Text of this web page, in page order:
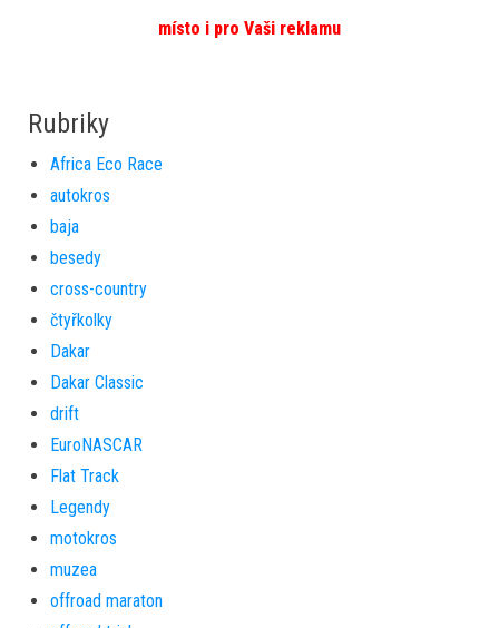
místo i pro Vaši reklamu
Rubriky
Africa Eco Race
autokros
baja
besedy
cross-country
čtyřkolky
Dakar
Dakar Classic
drift
EuroNASCAR
Flat Track
Legendy
motokros
muzea
offroad maraton